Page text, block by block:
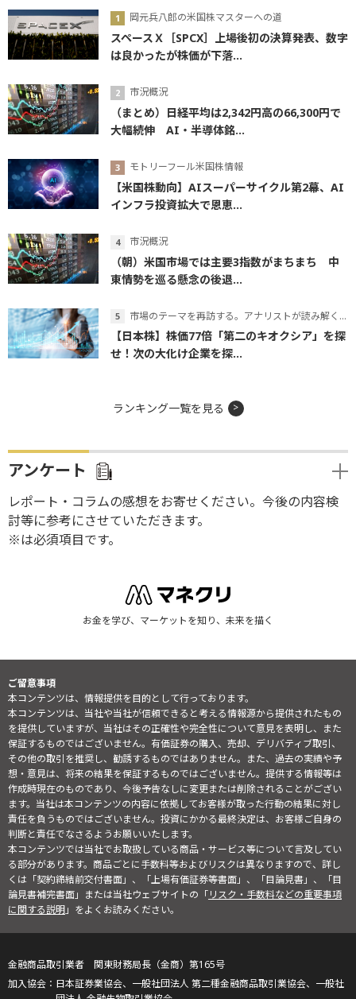
岡元兵八郎の米国株マスターへの道
スペースＸ［SPCX］上場後初の決算発表、数字
は良かったが株価が下落...
市況概況
（まとめ）日経平均は2,342円高の66,300円で
大幅続伸 AI・半導体銘...
モトリーフール米国株情報
【米国株動向】AIスーパーサイクル第2幕、AI
インフラ投資拡大で恩恵...
市況概況
（朝）米国市場では主要3指数がまちまち 中
東情勢を巡る懸念の後退...
市場のテーマを再訪する。アナリストが読み解くテーマの本質
【日本株】株価77倍「第二のキオクシア」を探
せ！次の大化け企業を探...
ランキング一覧を見る
アンケート
レポート・コラムの感想をお寄せください。今後の内容検
討等に参考にさせていただきます。
※は必須項目です。
お金を学び、マーケットを知り、未来を描く
ご留意事項
本コンテンツは、情報提供を目的として行っております。
本コンテンツは、当社や当社が信頼できると考える情報源から提供されたもの
を提供していますが、当社はその正確性や完全性について意見を表明し、また
保証するものではございません。有価証券の購入、売却、デリバティブ取引、
その他の取引を推奨し、勧誘するものではありません。また、過去の実績や予
想・意見は、将来の結果を保証するものではございません。提供する情報等は
作成時現在のものであり、今後予告なしに変更または削除されることがござい
ます。当社は本コンテンツの内容に依拠してお客様が取った行動の結果に対し
責任を負うものではございません。投資にかかる最終決定は、お客様ご自身の
判断と責任でなさるようお願いいたします。
本コンテンツでは当社でお取扱している商品・サービス等について言及してい
る部分があります。商品ごとに手数料等およびリスクは異なりますので、詳し
くは「契約締結前交付書面」、「上場有価証券等書面」、「目論見書」、「目
論見書補完書面」または当社ウェブサイトの「リスク・手数料などの重要事項
に関する説明」をよくお読みください。
金融商品取引業者 関東財務局長（金商）第165号
日本証券業協会、一般社団法人 第二種金融商品取引業協会、一般社